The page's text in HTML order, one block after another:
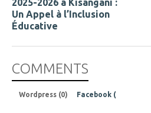
2025-2026 à Kisangani :
Un Appel à l’Inclusion
Éducative
COMMENTS
Wordpress (0) Facebook (